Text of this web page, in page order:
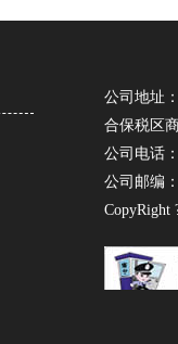
公司地址
合保税区
公司电话
公司邮编
CopyRight